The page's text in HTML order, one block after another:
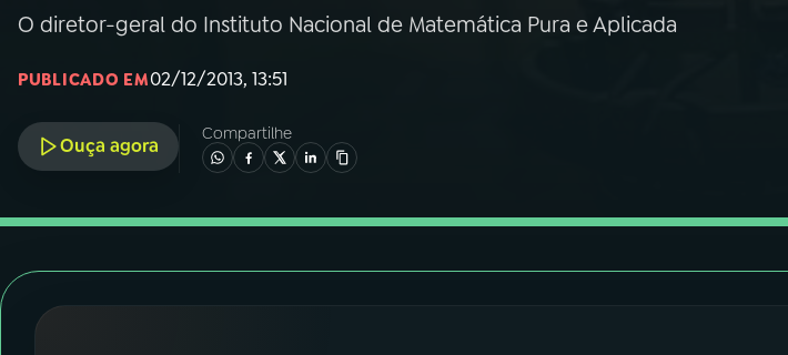
03PROGRAMAÇÃO
05PODCASTS
O diretor-geral do Instituto Nacional de Matemática Pura e Aplicada
PUBLICADO EM02/12/2013, 13:51
Ouça agora
Compartilhe